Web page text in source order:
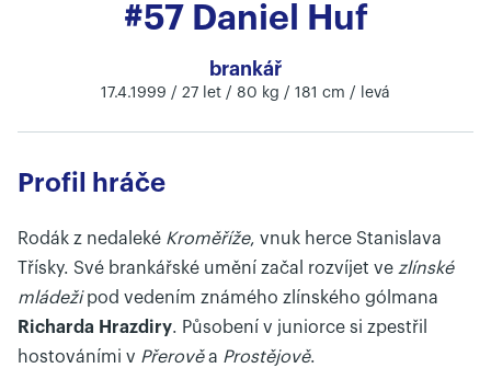
#57 Daniel Huf
brankář
17.4.1999 / 27 let / 80 kg / 181 cm / levá
Profil hráče
Rodák z nedaleké Kroměříže, vnuk herce Stanislava
Třísky. Své brankářské umění začal rozvíjet ve zlínské
mládežipod vedením známého zlínského gólmana
Richarda Hrazdiry. Působení v juniorce si zpestřil
hostováními v Přerověa Prostějově.